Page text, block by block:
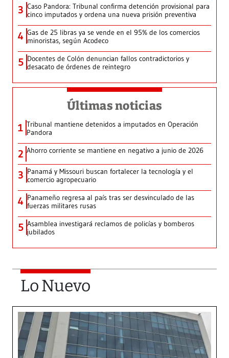
3 Caso Pandora: Tribunal confirma detención provisional para
cinco imputados y ordena una nueva prisión preventiva
4 Gas de 25 libras ya se vende en el 95% de los comercios
minoristas, según Acodeco
5 Docentes de Colón denuncian fallos contradictorios y
desacato de órdenes de reintegro
Últimas noticias
1 Tribunal mantiene detenidos a imputados en Operación
Pandora
2 Ahorro corriente se mantiene en negativo a junio de 2026
3 Panamá y Missouri buscan fortalecer la tecnología y el
comercio agropecuario
4 Panameño regresa al país tras ser desvinculado de las
fuerzas militares rusas
5 Asamblea investigará reclamos de policías y bomberos
jubilados
Lo Nuevo